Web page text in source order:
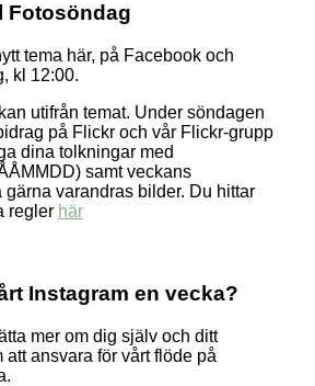
Fotosöndag
tema här, på Facebook och
kl 12:00.
utifrån temat. Under söndagen
på Flickr och vår Flickr-grupp
dina tolkningar med
samt veckans
gärna varandras bilder. Du hittar
regler här
Instagram en vecka?
mer om dig själv och ditt
att ansvara för vårt flöde på